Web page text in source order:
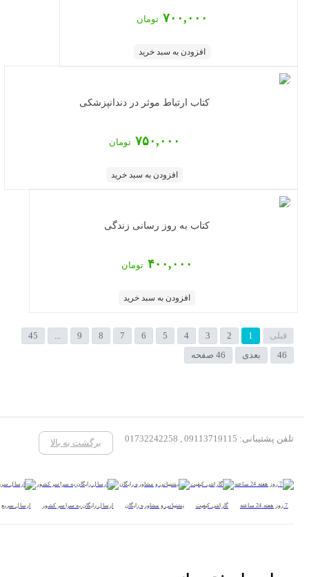
۷۰۰,۰۰۰ تومان
افزودن به سبد خرید
کتاب ارتباط موثر در دندانپزشکی
۷۵۰,۰۰۰ تومان
افزودن به سبد خرید
کتاب به روز رسانی زندگی
۴۰۰,۰۰۰ تومان
افزودن به سبد خرید
قبلی
بعدی
تلفن پشتیبانی: 09113719115 , 01732242258 برگشت به بالا
گارانتی کیفیت پشتیبانی و مشاوره رایگان ارسال رایگان به سراسر کشور ارسال سریع